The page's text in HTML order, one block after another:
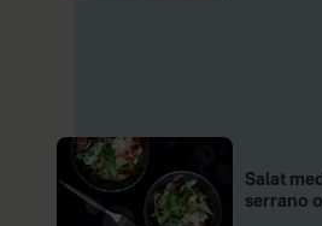
Salat
serrano